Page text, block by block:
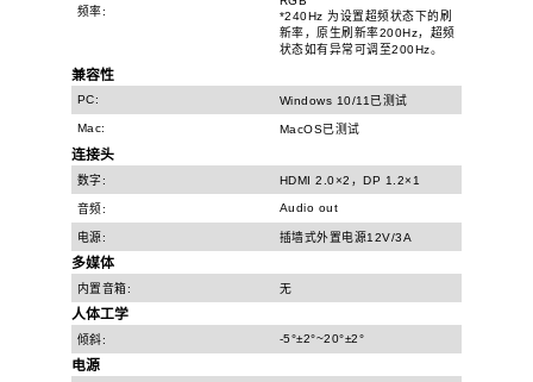
频率:
*240Hz 为设置超频状态下的刷
新率，原生刷新率200Hz，超频
状态如有异常可调至200Hz。
兼容性
PC: Windows 10/11已测试
Mac: MacOS已测试
连接头
数字: HDMI 2.0×2，DP 1.2×1
音频: Audio out
电源: 插墙式外置电源12V/3A
多媒体
内置音箱: 无
人体工学
倾斜: -5°±2°~20°±2°
电源